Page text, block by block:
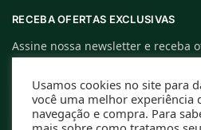
RECEBA OFERTAS EXCLUSIVAS
Assine nossa newsletter e receba
descontos exclusivos.
Usamos cookies no site para
você uma melhor experiência
navegação e compra. Para